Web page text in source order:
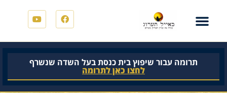
תרומה עבור שיפוץ בית כנסת בעל השדה שנשרף
לחצו כאן לתרומה